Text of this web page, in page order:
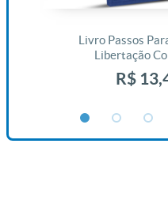
Livro Passos
Libertação
R$